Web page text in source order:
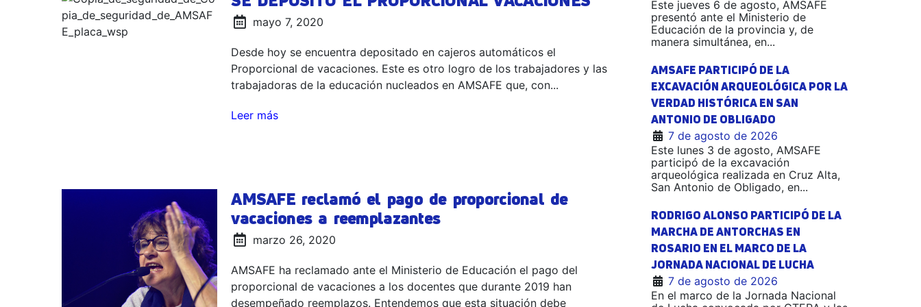
mayo 7, 2020
Desde hoy se encuentra depositado en cajeros automáticos el
Proporcional de vacaciones. Este es otro logro de los trabajadores y las
trabajadoras de la educación nucleados en AMSAFE que, con...
Leer más
AMSAFE reclamó el pago de proporcional de
vacaciones a reemplazantes
marzo 26, 2020
AMSAFE ha reclamado ante el Ministerio de Educación el pago del
proporcional de vacaciones a los docentes que durante 2019 han
desempeñado reemplazos. Entendemos que esta situación debe
Este jueves 6 de agosto, AMSAFE
presentó ante el Ministerio de
Educación de la provincia y, de
manera simultánea, en...
AMSAFE PARTICIPÓ DE LA
EXCAVACIÓN ARQUEOLÓGICA POR LA
VERDAD HISTÓRICA EN SAN
ANTONIO DE OBLIGADO
7 de agosto de 2026
Este lunes 3 de agosto, AMSAFE
participó de la excavación
arqueológica realizada en Cruz Alta,
San Antonio de Obligado, en...
RODRIGO ALONSO PARTICIPÓ DE LA
MARCHA DE ANTORCHAS EN
ROSARIO EN EL MARCO DE LA
JORNADA NACIONAL DE LUCHA
7 de agosto de 2026
En el marco de la Jornada Nacional